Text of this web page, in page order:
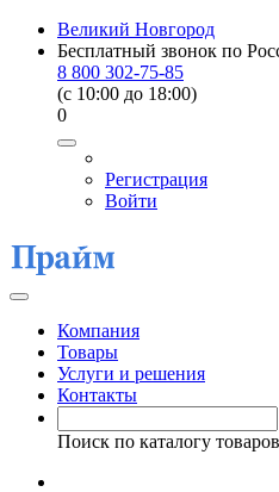
Великий Новгород
Бесплатный звонок по
8 800 302-75-85
(c 10:00 до 18:00)
0
Регистрация
Войти
Компания
Товары
Услуги и решения
Контакты
Поиск по каталогу товаров